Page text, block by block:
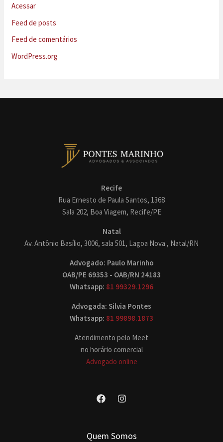
Acessar
Feed de posts
Feed de comentários
WordPress.org
Recife
Rua Ernesto de Paula Santos, 1368
Sala 202, Boa Viagem, Recife/PE
Natal
Av. Antônio Basílio, 3006, sala 501, Lagoa Nova , Natal/RN
Advogado: Paulo Marinho
OAB/PE 69353 - OAB/RN 24183
Whatsapp: 81 99329.1296
Advogada: Silvia Pontes
Whatsapp: 81 99898.1873
Atendimento pelo Meet
no horário comercial
Advogado online
Quem Somos